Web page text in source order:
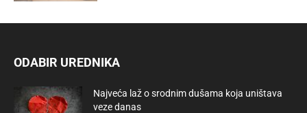
ODABIR UREDNIKA
Najveća laž o srodnim dušama koja uništava
veze danas